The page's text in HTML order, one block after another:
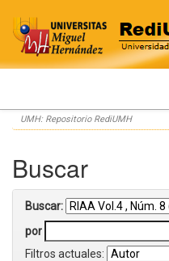
Skip
navigation
UMH: Repositorio RediUMH
Buscar
Buscar:
por
Filtros actuales: